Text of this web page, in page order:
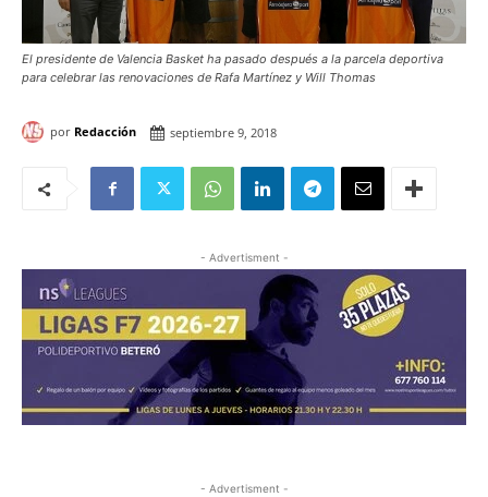
El presidente de Valencia Basket ha pasado después a la parcela deportiva
para celebrar las renovaciones de Rafa Martínez y Will Thomas
por Redacción septiembre 9, 2018
- Advertisment -
- Advertisment -